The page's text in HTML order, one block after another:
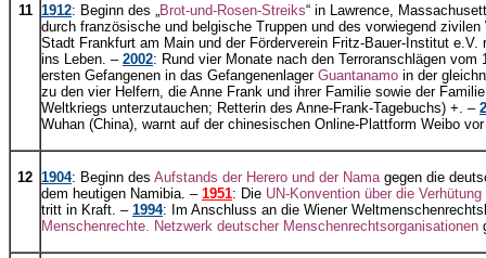
11 1912: Beginn des „ Brot-und-Rosen-Streiks“ in Lawrence,
durch französische und belgische Truppen und des vorwiegend zivilen
Stadt Frankfurt am Main und der Förderverein Fritz-Bauer-Institut e.V.
ins Leben. – 2002: Rund vier Monate nach den Terroranschlägen
ersten Gefangenen in das Gefangenenlager Guantanamo in der
zu den vier Helfern, die Anne Frank und ihrer Familie sowie der
Weltkriegs unterzutauchen; Retterin des Anne-Frank-Tagebuchs) +. –
Wuhan (China), warnt auf der chinesischen Online-Plattform Weibo
12 1904: Beginn des Aufstands der Herero und der Nama gegen die
dem heutigen Namibia. – 1951: Die UN-Konvention über die
tritt in Kraft. – 1994: Im Anschluss an die Wiener
Menschenrechte. Netzwerk deutscher Menschenrechtsorganisationen